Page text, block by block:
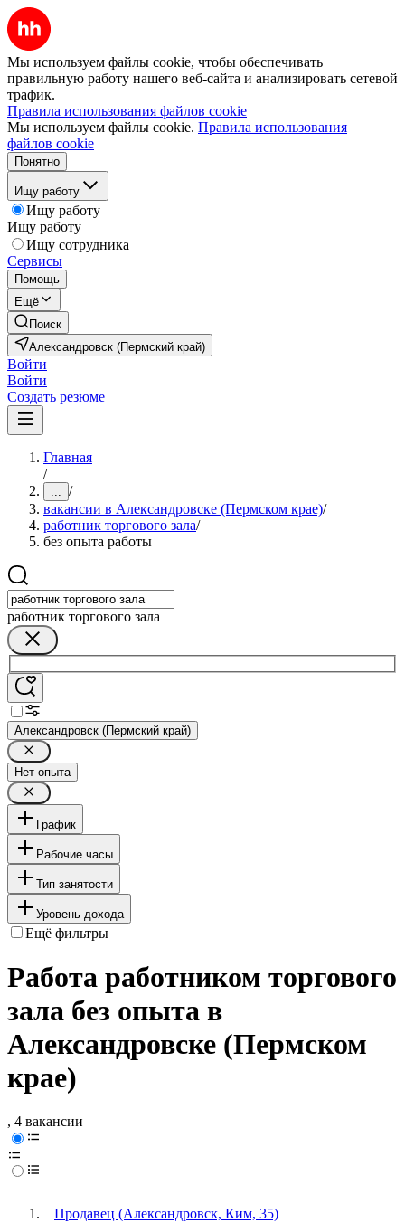
Мы используем файлы cookie, чтобы обеспечивать
правильную работу нашего веб-сайта и анализировать сетевой
трафик.
Правила использования файлов cookie
Мы используем файлы cookie. Правила использования
файлов cookie
Понятно
Ищу работу
Ищу работу
Ищу работу
Ищу сотрудника
Сервисы
Помощь
Ещё
Поиск
Александровск (Пермский край)
Войти
Войти
Создать резюме
Главная
/
... /
вакансии в Александровске (Пермском крае)/
работник торгового зала/
без опыта работы
работник торгового зала
Александровск (Пермский край)
Нет опыта
График
Рабочие часы
Тип занятости
Уровень дохода
Ещё фильтры
Работа работником торгового
зала без опыта в
Александровске (Пермском
крае)
, 4 вакансии
Продавец (Александровск, Ким, 35)